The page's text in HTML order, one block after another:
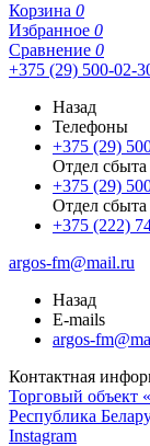
Корзина 0
Избранное 0
Сравнение 0
+375 (29) 500-02-
Назад
Телефоны
+375 (29)
Отдел сбыта
+375 (29)
Отдел сбыта
+375 (222)
argos-fm@mail.ru
Назад
E-mails
argos-
Контактная
Торговый объект
Республика
Instagram